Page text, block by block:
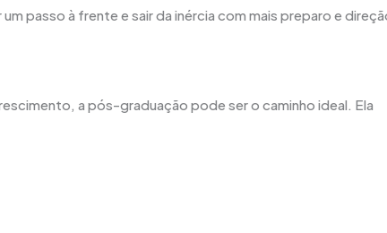
passo à frente e sair da inércia com mais preparo e
a pós-graduação pode ser o caminho ideal. Ela